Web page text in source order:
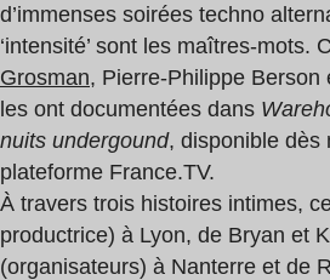
d’immenses soirées techno
‘intensité’ sont les maîtres-mots.
Grosman, Pierre-Philippe Berson
les ont documentées dans
nuits undergound, disponible dès
plateforme France.TV.
À travers trois histoires intimes,
productrice) à Lyon, de Bryan et
(organisateurs) à Nanterre et de